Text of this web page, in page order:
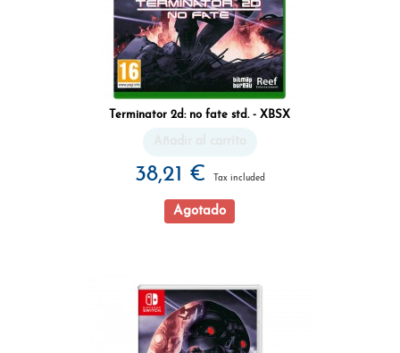
Terminator 2d: no fate std. - XBSX
38,21 € Tax included
Agotado